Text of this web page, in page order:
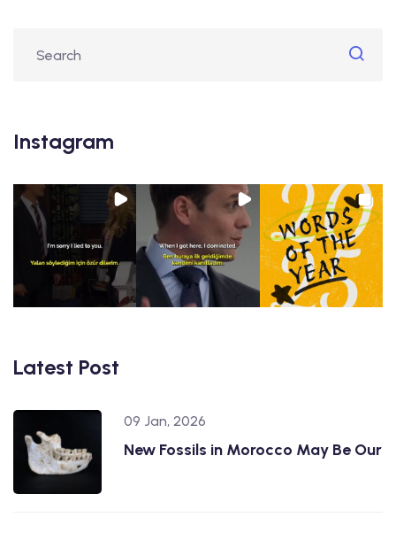
Instagram
Latest Post
09 Jan, 2026
New Fossils in Morocco May Be Our